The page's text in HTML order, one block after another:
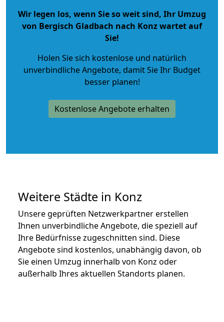
Wir legen los, wenn Sie so weit sind, Ihr Umzug
von Bergisch Gladbach nach Konz wartet auf
Sie!
Holen Sie sich kostenlose und natürlich
unverbindliche Angebote, damit Sie Ihr Budget
besser planen!
Kostenlose Angebote erhalten
Weitere Städte in Konz
Unsere geprüften Netzwerkpartner erstellen
Ihnen unverbindliche Angebote, die speziell auf
Ihre Bedürfnisse zugeschnitten sind. Diese
Angebote sind kostenlos, unabhängig davon, ob
Sie einen Umzug innerhalb von Konz oder
außerhalb Ihres aktuellen Standorts planen.